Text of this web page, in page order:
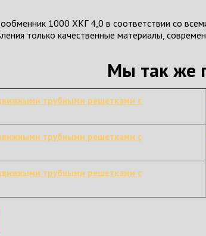
1000 ХКГ 4,0 в соответствии со
только качественные материалы,
Мы так же
трубными решетками с
трубными решетками с
трубными решетками с